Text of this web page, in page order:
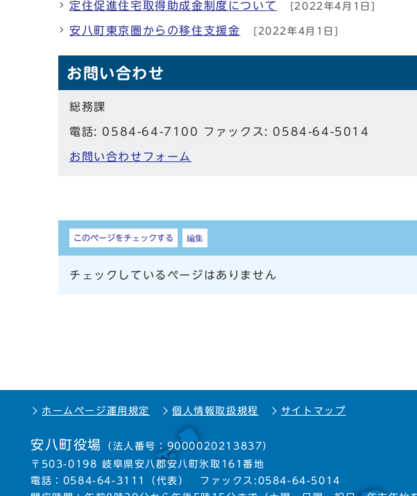
定住促進住宅取得助成金制度について [2022年4月1日]
安八町東京圏からの移住支援金 [2022年4月1日]
お問い合わせ
総務課
電話: 0584-64-7100 ファックス: 0584-64-5014
お問い合わせフォーム
しおり
このページをチェックする 編集
チェックしているページはありません
ホームページ運用規定 個人情報取扱規程 サイトマップ
安八町役場 （法人番号：9000020213837）
〒503-0198 岐阜県安八郡安八町氷取161番地
電話： 0584-64-3111 （代表） ファックス:0584-64-5014